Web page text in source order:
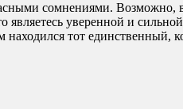
сомнениями. Возможно,
уверенной и
тот единственный,